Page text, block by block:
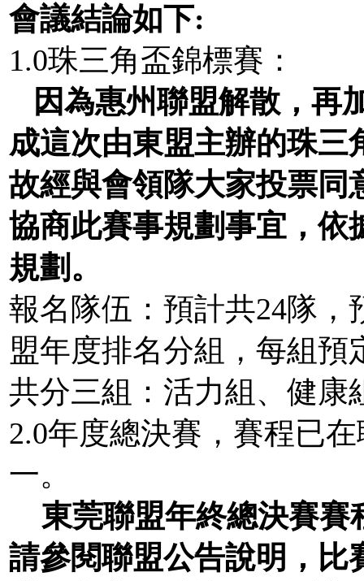
會議結論如下:
1.0珠三角盃錦標賽：
因為惠州聯盟解散，再
成這次由東盟主辦的珠三
故經與會領隊大家投票同
協商此賽事規劃事宜，依
規劃。
報名隊伍：預計共24隊，
盟年度排名分組，每組預
共分三組：活力組、健康
2.0年度總決賽，賽程已
一。
東莞聯盟年終總決賽
請參閱聯盟公告說明，比